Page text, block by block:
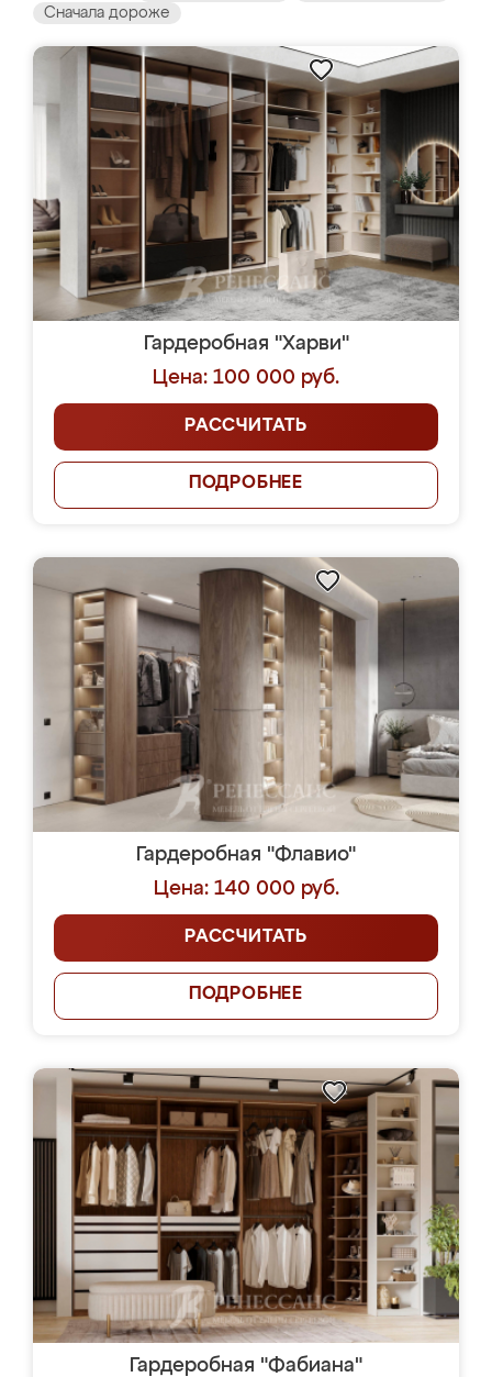
Сначала дороже
Гардеробная "Харви"
Цена: 100 000 руб.
РАССЧИТАТЬ
ПОДРОБНЕЕ
Гардеробная "Флавио"
Цена: 140 000 руб.
РАССЧИТАТЬ
ПОДРОБНЕЕ
Гардеробная "Фабиана"